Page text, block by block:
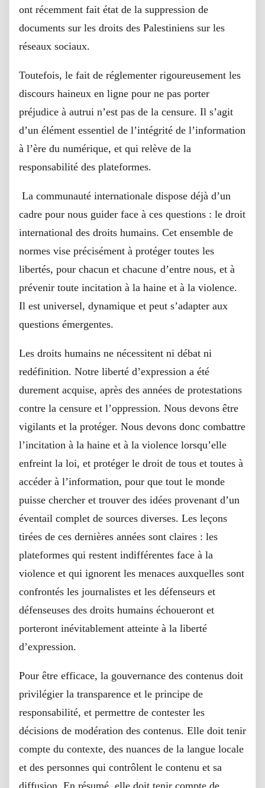
ont récemment fait état de la suppression de
documents sur les droits des Palestiniens sur les
réseaux sociaux.
Toutefois, le fait de réglementer rigoureusement les
discours haineux en ligne pour ne pas porter
préjudice à autrui n’est pas de la censure. Il s’agit
d’un élément essentiel de l’intégrité de l’information
à l’ère du numérique, et qui relève de la
responsabilité des plateformes.
La communauté internationale dispose déjà d’un
cadre pour nous guider face à ces questions : le droit
international des droits humains. Cet ensemble de
normes vise précisément à protéger toutes les
libertés, pour chacun et chacune d’entre nous, et à
prévenir toute incitation à la haine et à la violence.
Il est universel, dynamique et peut s’adapter aux
questions émergentes.
Les droits humains ne nécessitent ni débat ni
redéfinition. Notre liberté d’expression a été
durement acquise, après des années de protestations
contre la censure et l’oppression. Nous devons être
vigilants et la protéger. Nous devons donc combattre
l’incitation à la haine et à la violence lorsqu’elle
enfreint la loi, et protéger le droit de tous et toutes à
accéder à l’information, pour que tout le monde
puisse chercher et trouver des idées provenant d’un
éventail complet de sources diverses. Les leçons
tirées de ces dernières années sont claires : les
plateformes qui restent indifférentes face à la
violence et qui ignorent les menaces auxquelles sont
confrontés les journalistes et les défenseurs et
défenseuses des droits humains échoueront et
porteront inévitablement atteinte à la liberté
d’expression.
Pour être efficace, la gouvernance des contenus doit
privilégier la transparence et le principe de
responsabilité, et permettre de contester les
décisions de modération des contenus. Elle doit tenir
compte du contexte, des nuances de la langue locale
et des personnes qui contrôlent le contenu et sa
diffusion. En résumé, elle doit tenir compte de